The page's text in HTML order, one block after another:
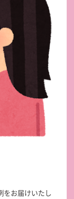
をお届けいたし